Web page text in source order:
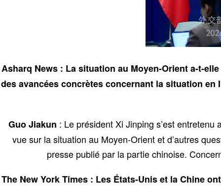
Asharq News : La situation au Moyen-Orient a-t-
des avancées concrètes concernant la situation en
Guo Jiakun : Le président Xi Jinping s’est
vue sur la situation au Moyen-Orient et d’autres
presse publié par la partie chinoise.
The New York Times : Les États-Unis et la Chine